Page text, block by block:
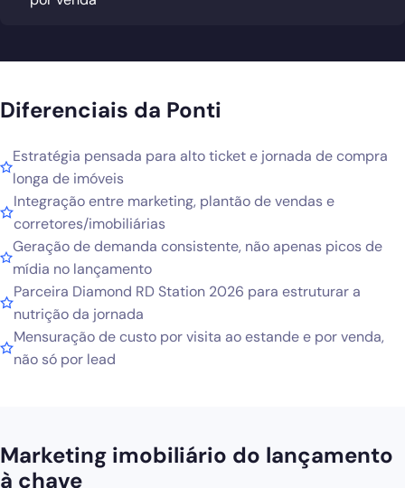
Diferenciais da Ponti
Estratégia pensada para alto ticket e jornada de compra
longa de imóveis
Integração entre marketing, plantão de vendas e
corretores/imobiliárias
Geração de demanda consistente, não apenas picos de
mídia no lançamento
Parceira Diamond RD Station 2026 para estruturar a
nutrição da jornada
Mensuração de custo por visita ao estande e por venda,
não só por lead
Marketing imobiliário do lançamento
à chave